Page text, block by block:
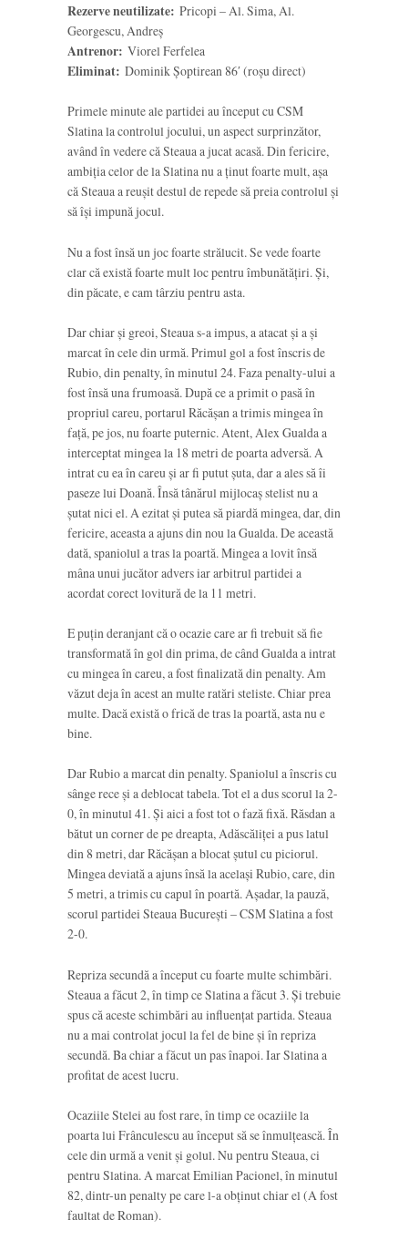
Rezerve neutilizate: Pricopi – Al. Sima, Al.
Georgescu, Andreș
Antrenor: Viorel Ferfelea
Eliminat: Dominik Șoptirean 86′ (roșu direct)
Primele minute ale partidei au început cu CSM
Slatina la controlul jocului, un aspect surprinzător,
având în vedere că Steaua a jucat acasă. Din fericire,
ambiția celor de la Slatina nu a ținut foarte mult, așa
că Steaua a reușit destul de repede să preia controlul și
să își impună jocul.
Nu a fost însă un joc foarte strălucit. Se vede foarte
clar că există foarte mult loc pentru îmbunătățiri. Și,
din păcate, e cam târziu pentru asta.
Dar chiar și greoi, Steaua s-a impus, a atacat și a și
marcat în cele din urmă. Primul gol a fost înscris de
Rubio, din penalty, în minutul 24. Faza penalty-ului a
fost însă una frumoasă. După ce a primit o pasă în
propriul careu, portarul Răcășan a trimis mingea în
față, pe jos, nu foarte puternic. Atent, Alex Gualda a
interceptat mingea la 18 metri de poarta adversă. A
intrat cu ea în careu și ar fi putut șuta, dar a ales să îi
paseze lui Doană. Însă tânărul mijlocaș stelist nu a
șutat nici el. A ezitat și putea să piardă mingea, dar, din
fericire, aceasta a ajuns din nou la Gualda. De această
dată, spaniolul a tras la poartă. Mingea a lovit însă
mâna unui jucător advers iar arbitrul partidei a
acordat corect lovitură de la 11 metri.
E puțin deranjant că o ocazie care ar fi trebuit să fie
transformată în gol din prima, de când Gualda a intrat
cu mingea în careu, a fost finalizată din penalty. Am
văzut deja în acest an multe ratări steliste. Chiar prea
multe. Dacă există o frică de tras la poartă, asta nu e
bine.
Dar Rubio a marcat din penalty. Spaniolul a înscris cu
sânge rece și a deblocat tabela. Tot el a dus scorul la 2-
0, în minutul 41. Și aici a fost tot o fază fixă. Răsdan a
bătut un corner de pe dreapta, Adăscăliței a pus latul
din 8 metri, dar Răcășan a blocat șutul cu piciorul.
Mingea deviată a ajuns însă la același Rubio, care, din
5 metri, a trimis cu capul în poartă. Așadar, la pauză,
scorul partidei Steaua București – CSM Slatina a fost
2-0.
Repriza secundă a început cu foarte multe schimbări.
Steaua a făcut 2, în timp ce Slatina a făcut 3. Și trebuie
spus că aceste schimbări au influențat partida. Steaua
nu a mai controlat jocul la fel de bine și în repriza
secundă. Ba chiar a făcut un pas înapoi. Iar Slatina a
profitat de acest lucru.
Ocaziile Stelei au fost rare, în timp ce ocaziile la
poarta lui Frânculescu au început să se înmulțească. În
cele din urmă a venit și golul. Nu pentru Steaua, ci
pentru Slatina. A marcat Emilian Pacionel, în minutul
82, dintr-un penalty pe care l-a obținut chiar el (A fost
faultat de Roman).